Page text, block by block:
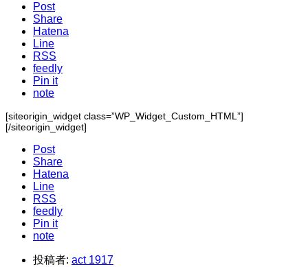
Post
Share
Hatena
Line
RSS
feedly
Pin it
note
[siteorigin_widget class=”WP_Widget_Custom_HTML”]
[/siteorigin_widget]
Post
Share
Hatena
Line
RSS
feedly
Pin it
note
投稿者: act 1917